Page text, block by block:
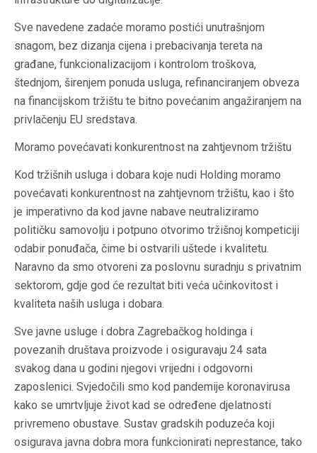
Sve navedene zadaće moramo postići unutrašnjom
snagom, bez dizanja cijena i prebacivanja tereta na
građane, funkcionalizacijom i kontrolom troškova,
štednjom, širenjem ponuda usluga, refinanciranjem obveza
na financijskom tržištu te bitno povećanim angažiranjem na
privlačenju EU sredstava.
Moramo povećavati konkurentnost na zahtjevnom tržištu
Kod tržišnih usluga i dobara koje nudi Holding moramo
povećavati konkurentnost na zahtjevnom tržištu, kao i što
je imperativno da kod javne nabave neutraliziramo
političku samovolju i potpuno otvorimo tržišnoj kompeticiji
odabir ponuđača, čime bi ostvarili uštede i kvalitetu.
Naravno da smo otvoreni za poslovnu suradnju s privatnim
sektorom, gdje god će rezultat biti veća učinkovitost i
kvaliteta naših usluga i dobara.
Sve javne usluge i dobra Zagrebačkog holdinga i
povezanih društava proizvode i osiguravaju 24 sata
svakog dana u godini njegovi vrijedni i odgovorni
zaposlenici. Svjedočili smo kod pandemije koronavirusa
kako se umrtvljuje život kad se određene djelatnosti
privremeno obustave. Sustav gradskih poduzeća koji
osigurava javna dobra mora funkcionirati neprestance, tako